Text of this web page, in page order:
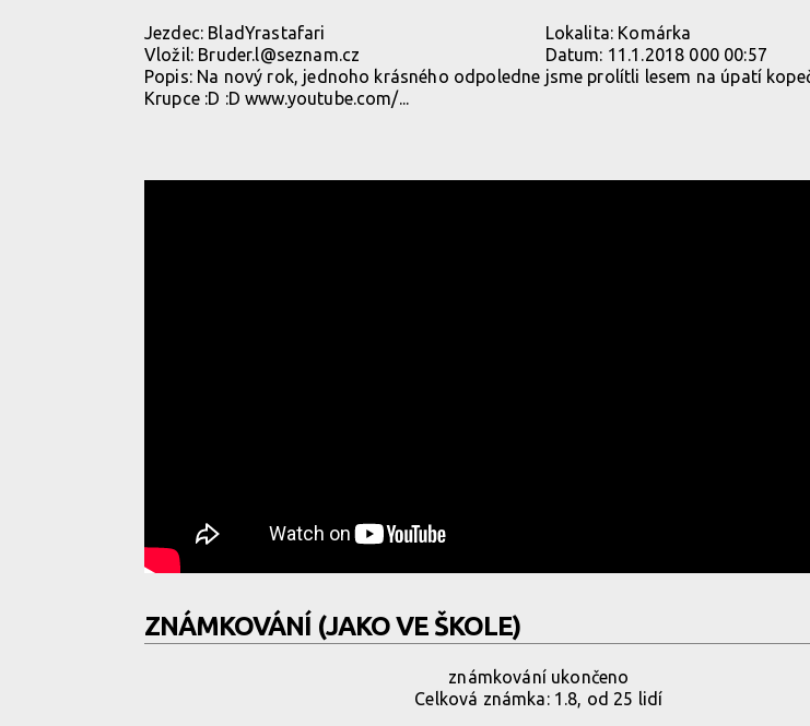
Jezdec: BladYrastafari Lokalita: Komárka
Vložil: Bruder.l@seznam.cz Datum: 11.1.2018 000 00:57
Popis: Na nový rok, jednoho krásného odpoledne jsme prolítli lesem na úpatí
Krupce :D :Dwww.youtube.com/...
ZNÁMKOVÁNÍ (JAKO VE ŠKOLE)
známkování ukončeno
Celková známka: 1.8, od 25 lidí